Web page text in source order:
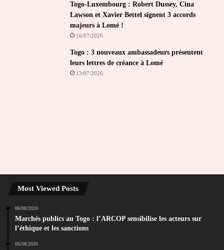
Togo-Luxembourg : Robert Dussey, Cina
Lawson et Xavier Bettel signent 3 accords
majeurs à Lomé !
16/07/2026
Togo : 3 nouveaux ambassadeurs présentent
leurs lettres de créance à Lomé
13/07/2026
Most Viewed Posts
06/08/2026
Marchés publics au Togo : l’ARCOP sensibilise les acteurs sur
l’éthique et les sanctions
06/08/2026